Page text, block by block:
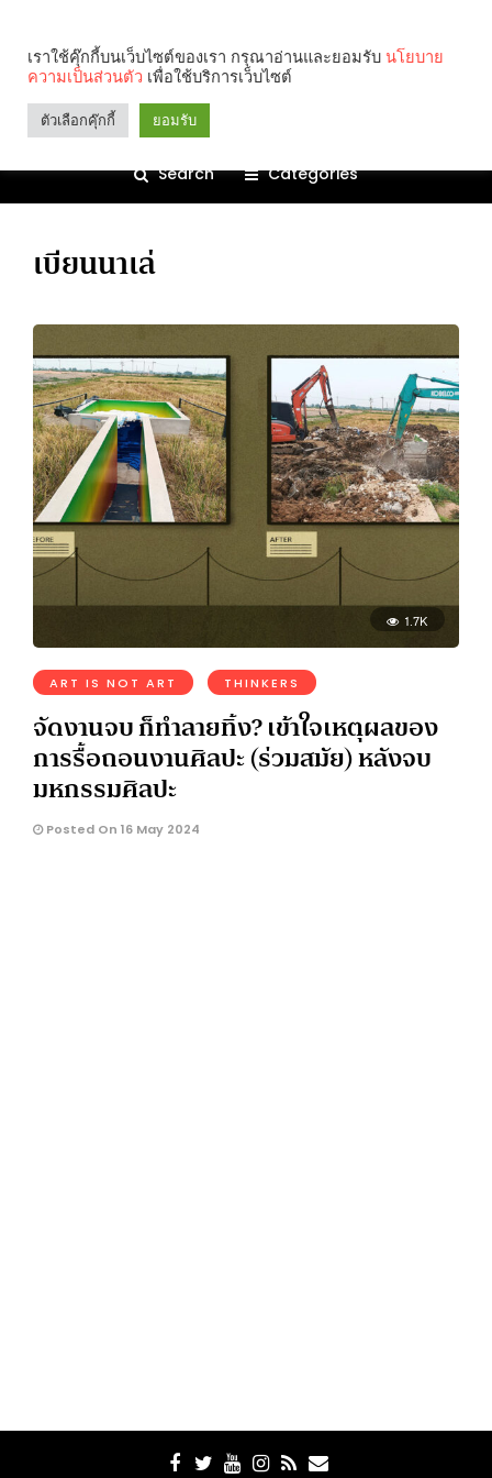
Search Categories
เบียนนาเล่
1.7K
ART IS NOT ART THINKERS
จัดงานจบ ก็ทำลายทิ้ง? เข้าใจเหตุผลของ
การรื้อถอนงานศิลปะ (ร่วมสมัย) หลังจบ
มหกรรมศิลปะ
Posted On 16 May 2024
เราใช้คุ๊กกี้บนเว็บไซต์ของเรา กรุณาอ่านและยอมรับ นโยบาย
ความเป็นส่วนตัว เพื่อใช้บริการเว็บไซต์
ตัวเลือกคุ๊กกี้ ยอมรับ